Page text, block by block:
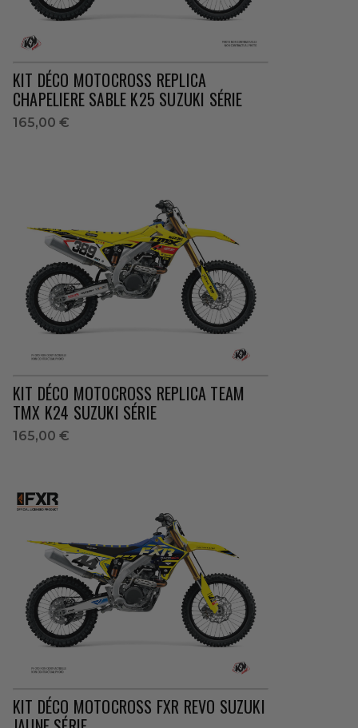
KIT DÉCO MOTOCROSS REPLICA
CHAPELIERE SABLE K25 SUZUKI SÉRIE
165,00 €
KIT DÉCO MOTOCROSS REPLICA TEAM
TMX K24 SUZUKI SÉRIE
165,00 €
KIT DÉCO MOTOCROSS FXR REVO SUZUKI